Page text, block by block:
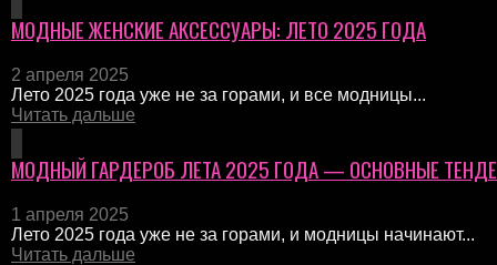
МОДНЫЕ ЖЕНСКИЕ АКСЕССУАРЫ: ЛЕТО 2025 ГОДА
2 апреля 2025
Лето 2025 года уже не за горами, и все модницы...
Читать дальше
МОДНЫЙ ГАРДЕРОБ ЛЕТА 2025 ГОДА — ОСНОВНЫЕ
1 апреля 2025
Лето 2025 года уже не за горами, и модницы начинают...
Читать дальше